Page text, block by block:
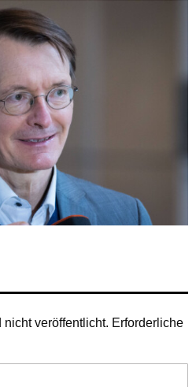
veröffentlicht. Erforderliche